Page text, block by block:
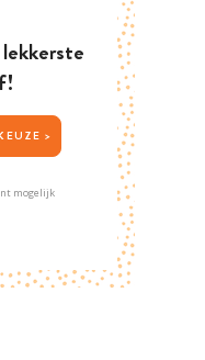
JOUW NIEUWSBRIEFKEUZE >
mogelijk